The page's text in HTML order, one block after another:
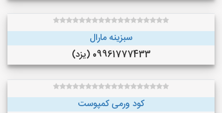
سبزینه مارال
09961777433 (یزد)
کود ورمی کمپوست